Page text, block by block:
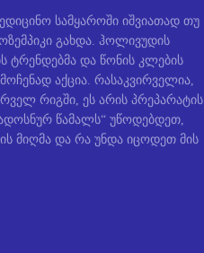
სამყაროში იშვიათად თუ
გახდა. ჰოლივუდის
ტრენდებმა და წონის კლების
აქცია. რასაკვირველია,
რიგში, ეს არის პრეპარატის
წამალს“ უწოდებდეთ,
მიღმა და რა უნდა იცოდეთ მის